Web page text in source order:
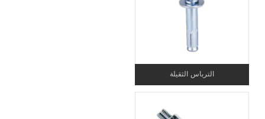
الترباس الثقيلة